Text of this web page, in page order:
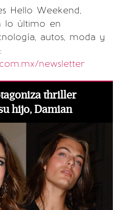
Hello Weekend,
lo último en
autos, moda y
newsletter
thriller
hijo, Damian